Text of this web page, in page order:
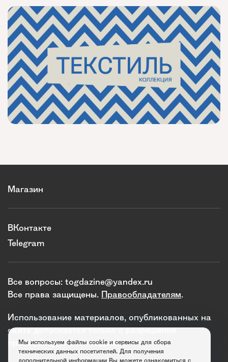
Магазин
ВКонтакте
Telegram
Все вопросы: togdazine@yandex.ru
Все права защищены. Правообладателям.
Использование материалов, опубликованных на
сайте допускается только с разрешения
правообладателя и издания.
Мы используем файлы cookie и сервисы для сбора
технических данных посетителей. Для получения
дополнительной информации Вы можете ознакомиться с